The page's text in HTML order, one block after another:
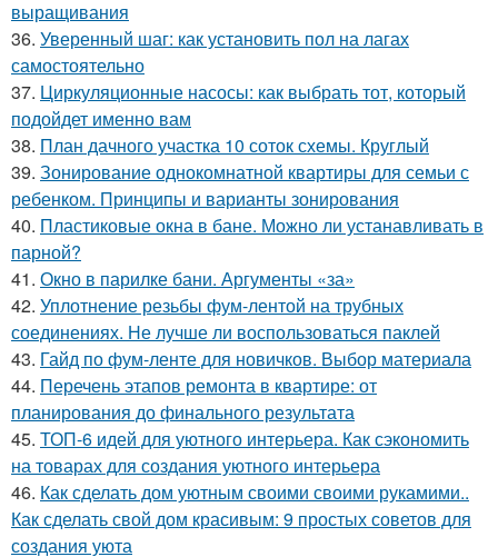
выращивания
36. Уверенный шаг: как установить пол на лагах
самостоятельно
37. Циркуляционные насосы: как выбрать тот, который
подойдет именно вам
38. План дачного участка 10 соток схемы. Круглый
39. Зонирование однокомнатной квартиры для семьи с
ребенком. Принципы и варианты зонирования
40. Пластиковые окна в бане. Можно ли устанавливать в
парной?
41. Окно в парилке бани. Аргументы «за»
42. Уплотнение резьбы фум-лентой на трубных
соединениях. Не лучше ли воспользоваться паклей
43. Гайд по фум-ленте для новичков. Выбор материала
44. Перечень этапов ремонта в квартире: от
планирования до финального результата
45. ТОП-6 идей для уютного интерьера. Как сэкономить
на товарах для создания уютного интерьера
46. Как сделать дом уютным своими своими рукамими..
Как сделать свой дом красивым: 9 простых советов для
создания уюта